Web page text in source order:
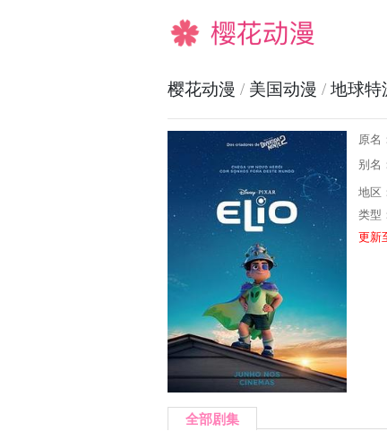
樱花动漫
樱花动漫 / 美国动漫 / 地球特
原名
别名
地区
类型
更新
全部剧集